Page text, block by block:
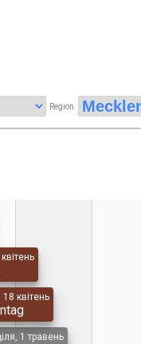
Region
квітень
1 травень